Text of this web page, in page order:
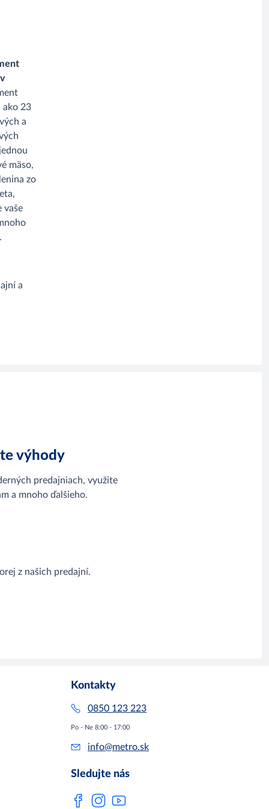
ako 23
a
mäso,
zo
vaše
a
výhody
predajniach, využite
a mnoho ďalšieho.
z našich predajní.
Kontakty
0850 123 223
Po - Ne 8:00 - 17:00
info@metro.sk
Sledujte nás